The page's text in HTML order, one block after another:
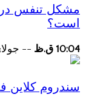
مشکل تنفس در
است؟
10:04 ق.ظ -- جولای 31,
سندروم